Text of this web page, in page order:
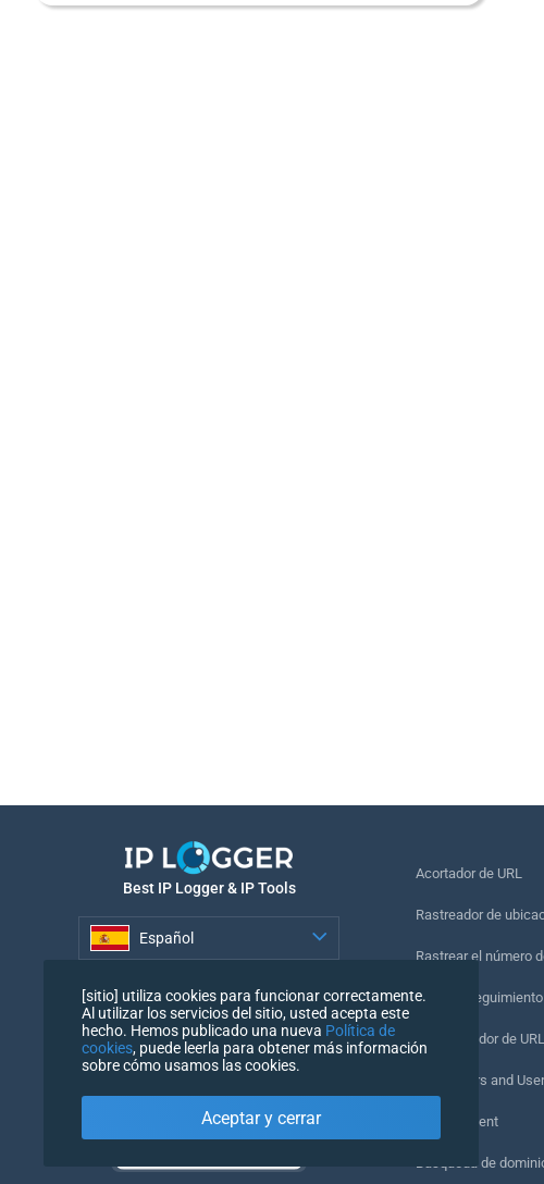
Best IP Logger & IP Tools
Español
Acortador de URL
Rastreador de
Rastrear el número
Píxel de seguimiento
Comprobador de
IP Counters and
Mi UserAgent
Búsqueda de
[sitio] utiliza cookies para funcionar correctamente.
Al utilizar los servicios del sitio, usted acepta este
hecho. Hemos publicado una nueva Política de
cookies, puede leerla para obtener más información
sobre cómo usamos las cookies.
Aceptar y cerrar